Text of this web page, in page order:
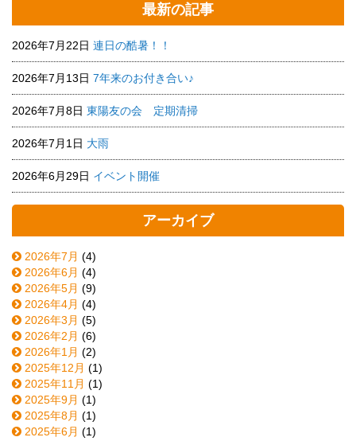
最新の記事
2026年7月22日 連日の酷暑！！
2026年7月13日 7年来のお付き合い♪
2026年7月8日 東陽友の会 定期清掃
2026年7月1日 大雨
2026年6月29日 イベント開催
アーカイブ
2026年7月 (4)
2026年6月 (4)
2026年5月 (9)
2026年4月 (4)
2026年3月 (5)
2026年2月 (6)
2026年1月 (2)
2025年12月 (1)
2025年11月 (1)
2025年9月 (1)
2025年8月 (1)
2025年6月 (1)